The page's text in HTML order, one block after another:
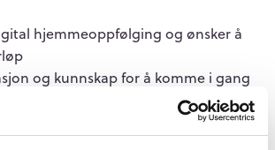
hjemmeoppfølging og ønsker å
og kunnskap for å komme i gang
digital hjemmeoppfølging sin rolle i